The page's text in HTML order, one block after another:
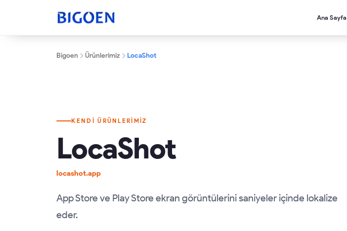
Ana Sayfa
Bigoen Ürünlerimiz LocaShot
KENDI ÜRÜNLERIMIZ
LocaShot
locashot.app
App Store ve Play Store ekran görüntülerini saniyeler içinde lokalize
eder.